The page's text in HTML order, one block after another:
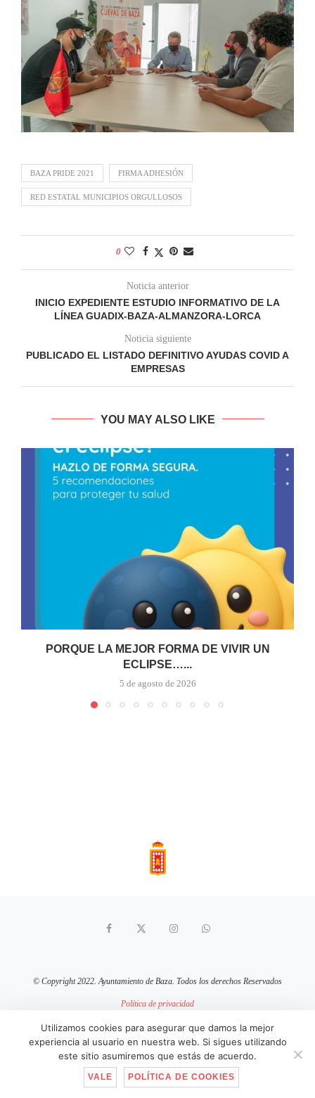
BAZA PRIDE 2021 FIRMA ADHESIÓN
RED ESTATAL MUNICIPIOS ORGULLOSOS
0
Noticia anterior
INICIO EXPEDIENTE ESTUDIO INFORMATIVO DE LA
LÍNEA GUADIX-BAZA-ALMANZORA-LORCA
Noticia siguiente
PUBLICADO EL LISTADO DEFINITIVO AYUDAS COVID A
EMPRESAS
YOU MAY ALSO LIKE
PORQUE LA MEJOR FORMA DE VIVIR UN
ECLIPSE…...
5 de agosto de 2026
© Copyright 2022. Ayuntamiento de Baza. Todos los derechos Reservados
Política de privacidad
Política de cookies
sitio web mantenido porpixelcero.com
IR ARRIBA
Utilizamos cookies para asegurar que damos la mejor
experiencia al usuario en nuestra web. Si sigues utilizando
este sitio asumiremos que estás de acuerdo.
VALE POLÍTICA DE COOKIES